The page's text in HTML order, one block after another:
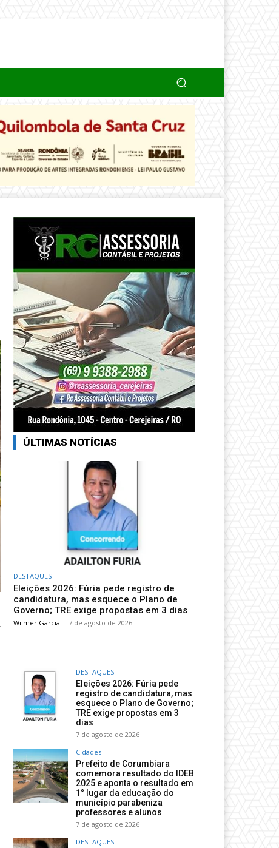
ÚLTIMAS NOTÍCIAS
DESTAQUES
Eleições 2026: Fúria pede registro de
candidatura, mas esquece o Plano de
Governo; TRE exige propostas em 3 dias
Wilmer Garcia - 7 de agosto de 2026
DESTAQUES
Eleições 2026: Fúria pede
registro de candidatura, mas
esquece o Plano de Governo;
TRE exige propostas em 3
dias
7 de agosto de 2026
Cidades
Prefeito de Corumbiara
comemora resultado do IDEB
2025 e aponta o resultado em
1° lugar da educação do
município parabeniza
professores e alunos
7 de agosto de 2026
DESTAQUES